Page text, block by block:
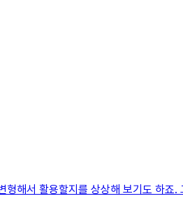
해서 활용할지를 상상해 보기도 하죠.